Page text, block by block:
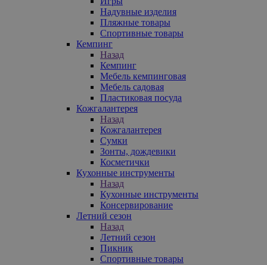
Надувные изделия
Пляжные товары
Спортивные товары
Кемпинг
Назад
Кемпинг
Мебель кемпинговая
Мебель садовая
Пластиковая посуда
Кожгалантерея
Назад
Кожгалантерея
Сумки
Зонты, дождевики
Косметички
Кухонные инструменты
Назад
Кухонные инструменты
Консервирование
Летний сезон
Назад
Летний сезон
Пикник
Спортивные товары